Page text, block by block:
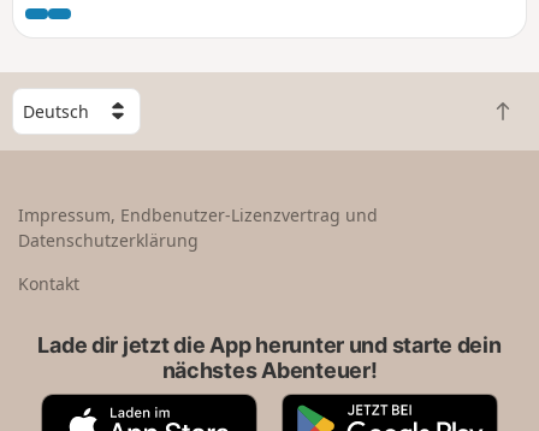
Herzogstuhl, einem turmartigen Bau, der nach dem Vorbild
des Topplerschlösschens in Rothenburg ob der Tauber
W
ä
h
e
n
Z
u
Impressum, Endbenutzer-Lizenzvertrag und
Datenschutzerklärung
Kontakt
Lade dir jetzt die App herunter und starte dein
nächstes Abenteuer!
A
G